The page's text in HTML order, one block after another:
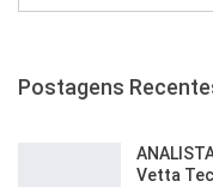
Postagens
Vetta